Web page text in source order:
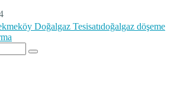
Doğalgaz Tesisatıdoğalgaz döşeme